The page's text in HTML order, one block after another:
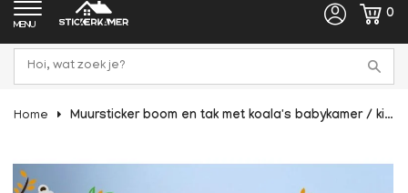
MENU
0
Home Muursticker boom en tak met koala's babykamer / kinderkamer